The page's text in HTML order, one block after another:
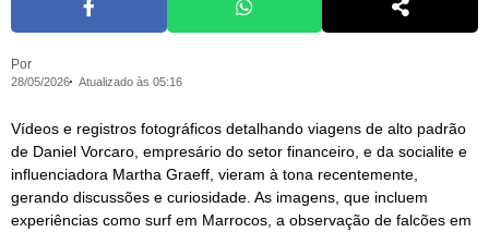
Por
28/05/2026 Atualizado às 05:16
Vídeos e registros fotográficos detalhando viagens de alto padrão
de Daniel Vorcaro, empresário do setor financeiro, e da socialite e
influenciadora Martha Graeff, vieram à tona recentemente,
gerando discussões e curiosidade. As imagens, que incluem
experiências como surf em Marrocos, a observação de falcões em